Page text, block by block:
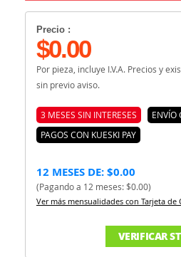
Precio :
$0.00
Por pieza, incluye I.V.A. Precios y
sin previo aviso.
3 MESES SIN INTERESES
ENVÍO
PAGOS CON KUESKI PAY
12 MESES DE: $0.00
(Pagando a 12 meses: $0.00)
Ver más mensualidades con Tarjeta de
VERIFICAR